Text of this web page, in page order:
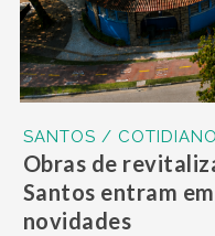
SANTOS / COTIDIANO
Obras de
Santos entram
novidades